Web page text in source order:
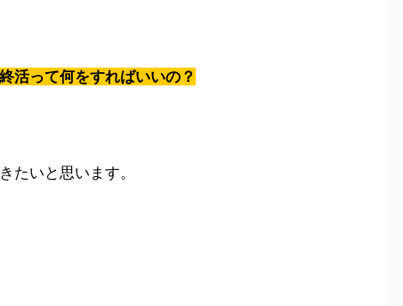
活って何をすればいいの？
たいと思います。